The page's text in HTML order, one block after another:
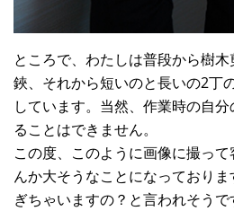
ところで、わたしは普段から樹
鋏、それから短いのと長いの2丁
しています。当然、作業時の自
ることはできません。
この度、このように画像に撮っ
んか大そうなことになっており
ぎちゃいますの？と言われそう